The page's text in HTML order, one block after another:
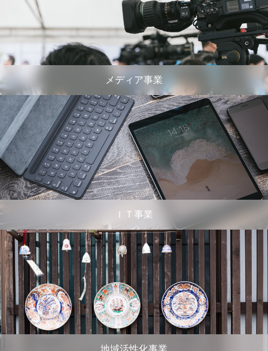
メディア事業
ＩＴ事業
地域活性化事業